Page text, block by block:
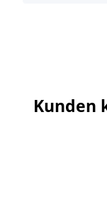
Kunden